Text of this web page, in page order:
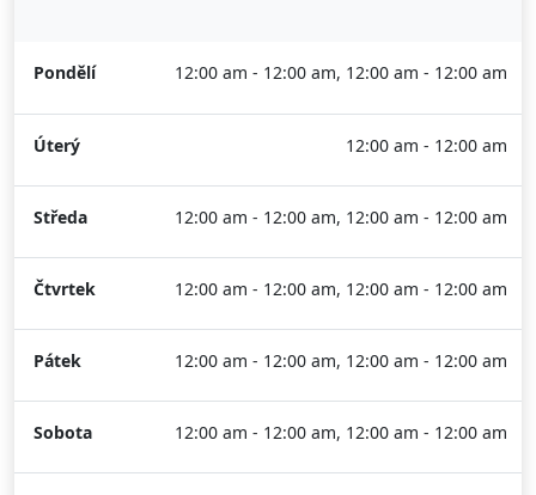
Pondělí 12:00 am - 12:00 am, 12:00 am - 12:00 am
Úterý 12:00 am - 12:00 am
Středa 12:00 am - 12:00 am, 12:00 am - 12:00 am
Čtvrtek 12:00 am - 12:00 am, 12:00 am - 12:00 am
Pátek 12:00 am - 12:00 am, 12:00 am - 12:00 am
Sobota 12:00 am - 12:00 am, 12:00 am - 12:00 am